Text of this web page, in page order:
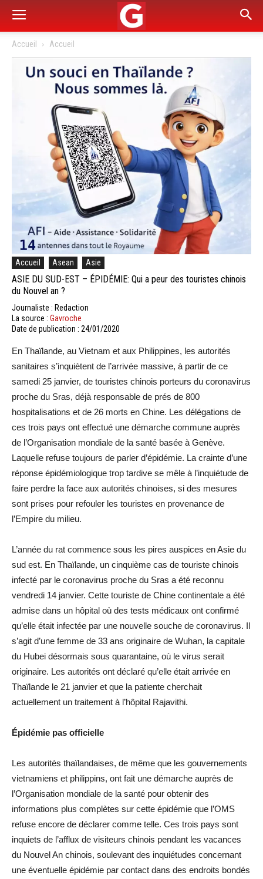
Accueil Accueil
Accueil Asean Asie
ASIE DU SUD-EST – ÉPIDÉMIE: Qui a peur des touristes chinois
du Nouvel an ?
Journaliste : Redaction
La source : Gavroche
Date de publication : 24/01/2020
En Thaïlande, au Vietnam et aux Philippines, les autorités
sanitaires s’inquiètent de l’arrivée massive, à partir de ce
samedi 25 janvier, de touristes chinois porteurs du coronavirus
proche du Sras, déjà responsable de prés de 800
hospitalisations et de 26 morts en Chine. Les délégations de
ces trois pays ont effectué une démarche commune auprès
de l’Organisation mondiale de la santé basée à Genève.
Laquelle refuse toujours de parler d’épidémie. La crainte d’une
réponse épidémiologique trop tardive se mêle à l’inquiétude de
faire perdre la face aux autorités chinoises, si des mesures
sont prises pour refouler les touristes en provenance de
l’Empire du milieu.
L’année du rat commence sous les pires auspices en Asie du
sud est. En Thaïlande, un cinquième cas de touriste chinois
infecté par le coronavirus proche du Sras a été reconnu
vendredi 14 janvier. Cette touriste de Chine continentale a été
admise dans un hôpital où des tests médicaux ont confirmé
qu’elle était infectée par une nouvelle souche de coronavirus. Il
s’agit d’une femme de 33 ans originaire de Wuhan, la capitale
du Hubei désormais sous quarantaine, où le virus serait
originaire. Les autorités ont déclaré qu’elle était arrivée en
Thaïlande le 21 janvier et que la patiente cherchait
actuellement un traitement à l’hôpital Rajavithi.
Épidémie pas officielle
Les autorités thaïlandaises, de même que les gouvernements
vietnamiens et philippins, ont fait une démarche auprès de
l’Organisation mondiale de la santé pour obtenir des
informations plus complètes sur cette épidémie que l’OMS
refuse encore de déclarer comme telle. Ces trois pays sont
inquiets de l’afflux de visiteurs chinois pendant les vacances
du Nouvel An chinois, soulevant des inquiétudes concernant
une éventuelle épidémie par contact dans des endroits bondés